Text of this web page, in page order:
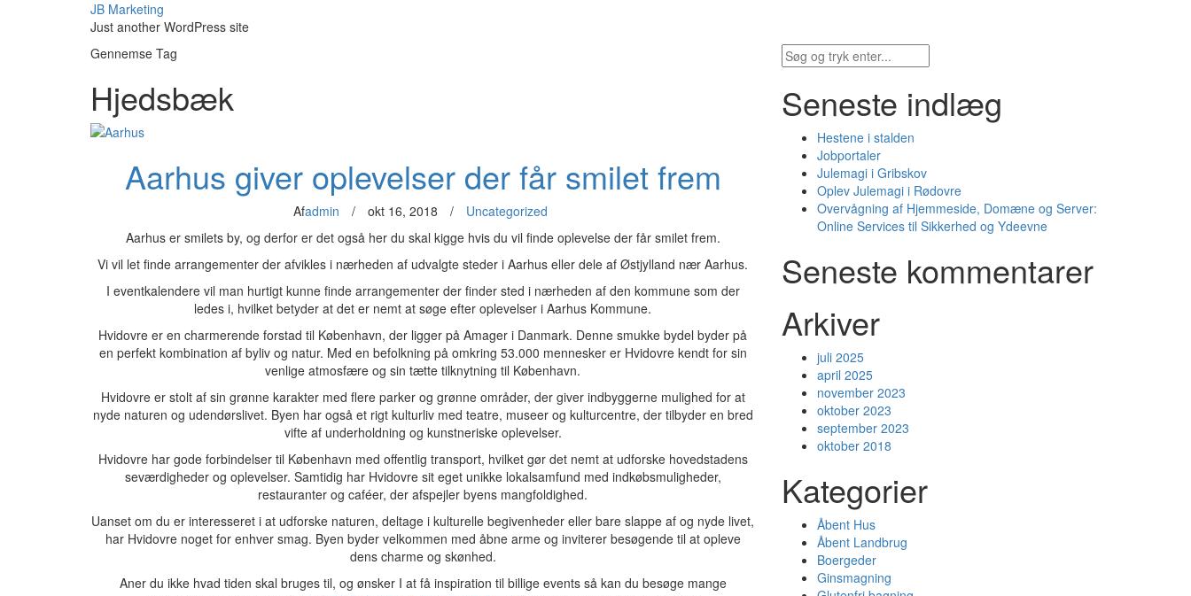
JB Marketing
Just another WordPress site
Gennemse Tag
Hjedsbæk
Aarhus giver oplevelser der får smilet frem
Afadmin / okt 16, 2018 /
Uncategorized
Aarhus er smilets by, og derfor er det også her du skal kigge hvis du vil finde oplevelse der får smilet frem.
Vi vil let finde arrangementer der afvikles i nærheden af udvalgte steder i Aarhus eller dele af Østjylland nær Aarhus.
I eventkalendere vil man hurtigt kunne finde arrangementer der finder sted i nærheden af den kommune som der
ledes i, hvilket betyder at det er nemt at søge efter oplevelser i Aarhus Kommune.
Hvidovre er en charmerende forstad til København, der ligger på Amager i Danmark. Denne smukke bydel byder på
en perfekt kombination af byliv og natur. Med en befolkning på omkring 53.000 mennesker er Hvidovre kendt for sin
venlige atmosfære og sin tætte tilknytning til København.
Hvidovre er stolt af sin grønne karakter med flere parker og grønne områder, der giver indbyggerne mulighed for at
nyde naturen og udendørslivet. Byen har også et rigt kulturliv med teatre, museer og kulturcentre, der tilbyder en bred
vifte af underholdning og kunstneriske oplevelser.
Hvidovre har gode forbindelser til København med offentlig transport, hvilket gør det nemt at udforske hovedstadens
seværdigheder og oplevelser. Samtidig har Hvidovre sit eget unikke lokalsamfund med indkøbsmuligheder,
restauranter og caféer, der afspejler byens mangfoldighed.
Uanset om du er interesseret i at udforske naturen, deltage i kulturelle begivenheder eller bare slappe af og nyde livet,
har Hvidovre noget for enhver smag. Byen byder velkommen med åbne arme og inviterer besøgende til at opleve
dens charme og skønhed.
Aner du ikke hvad tiden skal bruges til, og ønsker I at få inspiration til billige events så kan du besøge mange
Seneste indlæg
Hestene i stalden
Jobportaler
Julemagi i Gribskov
Oplev Julemagi i Rødovre
Overvågning af Hjemmeside, Domæne og Server:
Online Services til Sikkerhed og Ydeevne
Seneste kommentarer
Arkiver
juli 2025
april 2025
november 2023
oktober 2023
september 2023
oktober 2018
Kategorier
Åbent Hus
Åbent Landbrug
Boergeder
Ginsmagning